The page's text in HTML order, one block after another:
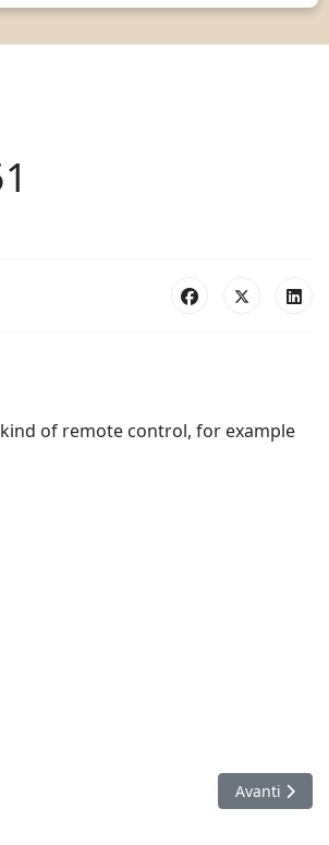
kind of remote control, for example
Articolo
Avanti